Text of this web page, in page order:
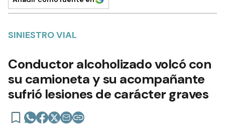
SINIESTRO VIAL
Conductor alcoholizado volcó con
su camioneta y su acompañante
sufrió lesiones de carácter graves